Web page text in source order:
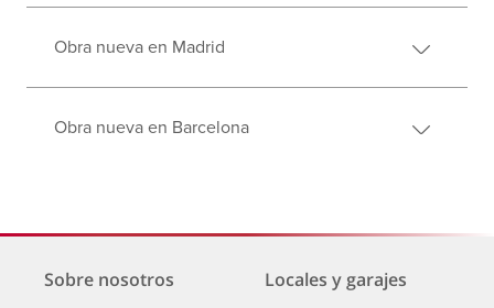
Obra nueva en Madrid
Obra nueva en Barcelona
Sobre nosotros Locales y garajes